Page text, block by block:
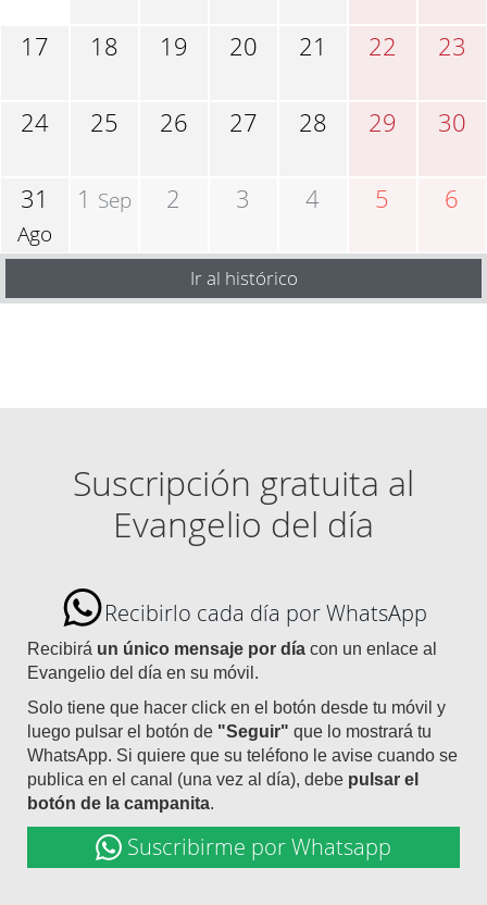
17 18 19 20 21 22 23
24 25 26 27 28 29 30
31
Ago
1 Sep 2 3 4 5 6
Ir al histórico
Suscripción gratuita al
Evangelio del día
Recibirlo cada día por WhatsApp
Recibirá un único mensaje por día con un enlace al
Evangelio del día en su móvil.
Solo tiene que hacer click en el botón desde tu móvil y
luego pulsar el botón de "Seguir" que lo mostrará tu
WhatsApp. Si quiere que su teléfono le avise cuando se
publica en el canal (una vez al día), debe pulsar el
botón de la campanita.
Suscribirme por Whatsapp